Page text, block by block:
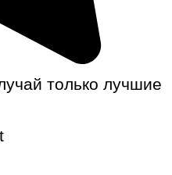
только лучшие